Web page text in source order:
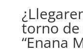
torno
“Enana